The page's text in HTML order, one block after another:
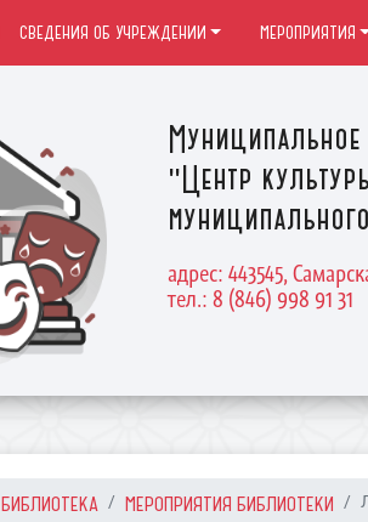
"Центр
адрес: 443545,
тел.: 8 (846) 998 91 31
СВЕДЕНИЯ ОБ УЧРЕЖДЕНИИ МЕРОПРИЯТИЯ
БИБЛИОТЕКА МЕРОПРИЯТИЯ БИБЛИОТЕКИ